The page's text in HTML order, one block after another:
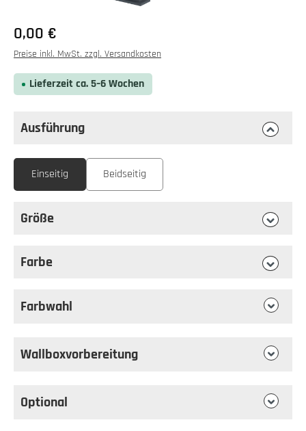
0,00 €
Preise inkl. MwSt. zzgl. Versandkosten
Lieferzeit ca. 5–6 Wochen
Ausführung
Ausführungauswählen
Einseitig Beidseitig
Größe
Farbe
Farbwahl
Wallboxvorbereitung
Optional